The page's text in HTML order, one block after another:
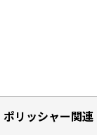
ポリッシャー関連